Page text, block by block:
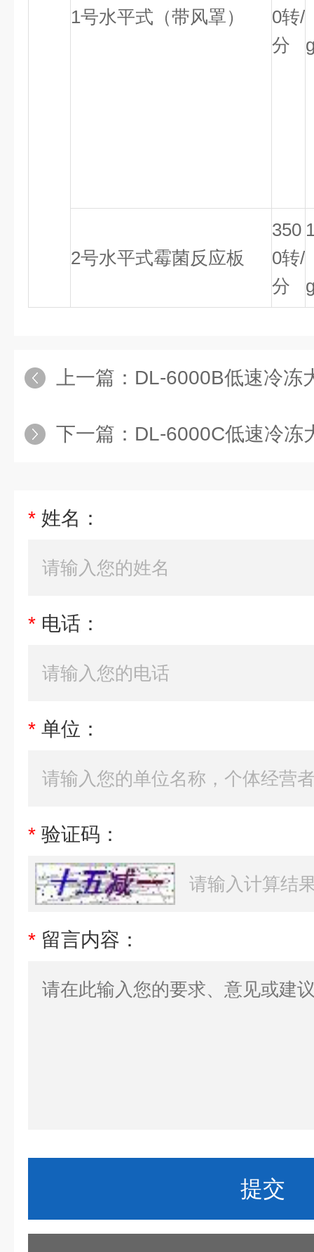
1号水平式（带风罩）
0转/
分
2号水平式霉菌反应板
350
0转/
分
上一篇： DL-6000B低速冷冻大
下一篇： DL-6000C低速冷冻大容量
* 姓名：
* 电话：
* 单位：
* 验证码：
* 留言内容：